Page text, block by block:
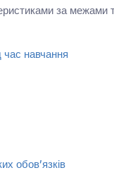
за межами
час навчання
обов’язків